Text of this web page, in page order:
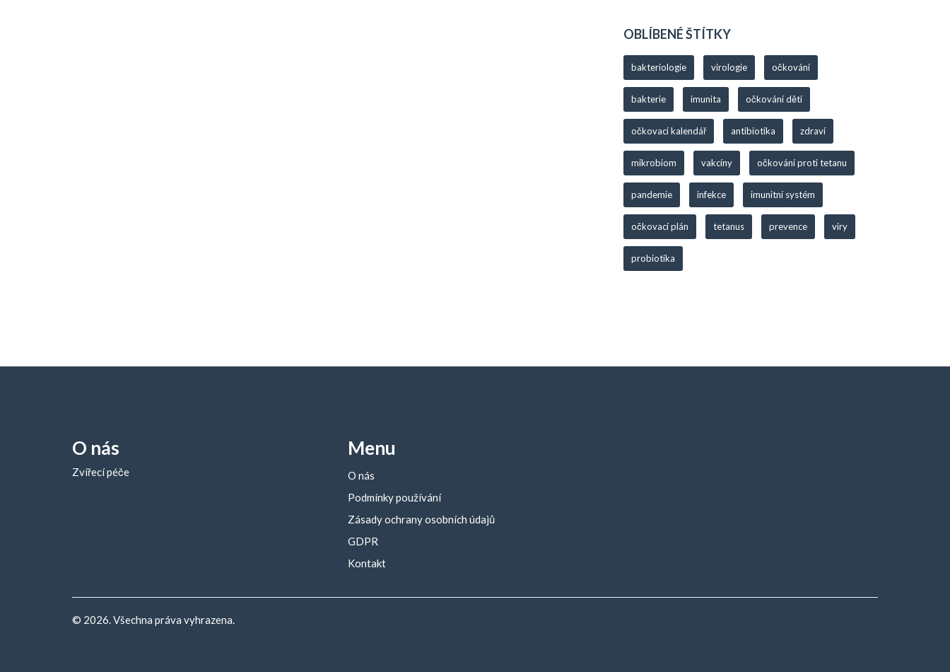
OBLÍBENÉ ŠTÍTKY
bakteriologie virologie očkování
bakterie imunita očkování dětí
očkovací kalendář antibiotika zdraví
mikrobiom vakcíny očkování proti tetanu
pandemie infekce imunitní systém
očkovací plán tetanus prevence viry
probiotika
O nás
Zvířecí péče
Menu
O nás
Podmínky používání
Zásady ochrany osobních údajů
GDPR
Kontakt
© 2026. Všechna práva vyhrazena.